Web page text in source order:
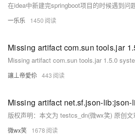
一乐乐 1450
Missing artifact com.sun tools.jar
Missing artifact com.sun tools.jar 1.5.0
讓丄帝愛伱 443
Missing artifact net.sf.json-lib:json-
微wx笑 1678